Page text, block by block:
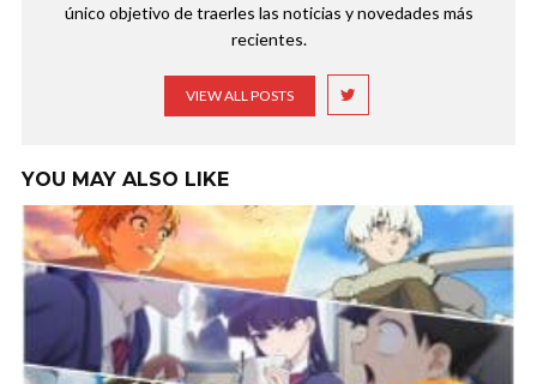
único objetivo de traerles las noticias y novedades más
recientes.
VIEW ALL POSTS
YOU MAY ALSO LIKE